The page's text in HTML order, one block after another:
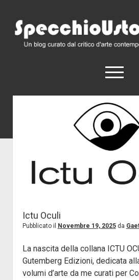
SpecchioUstorio.it
apri
menu
Home
Chi Siamo
Comunicati
Eventi
Ictu Oculi
Pubblicato il Novembre 19, 2025da
La nascita della collana ICTU
Gutemberg Edizioni, dedicata
volumi d’arte da me curati per